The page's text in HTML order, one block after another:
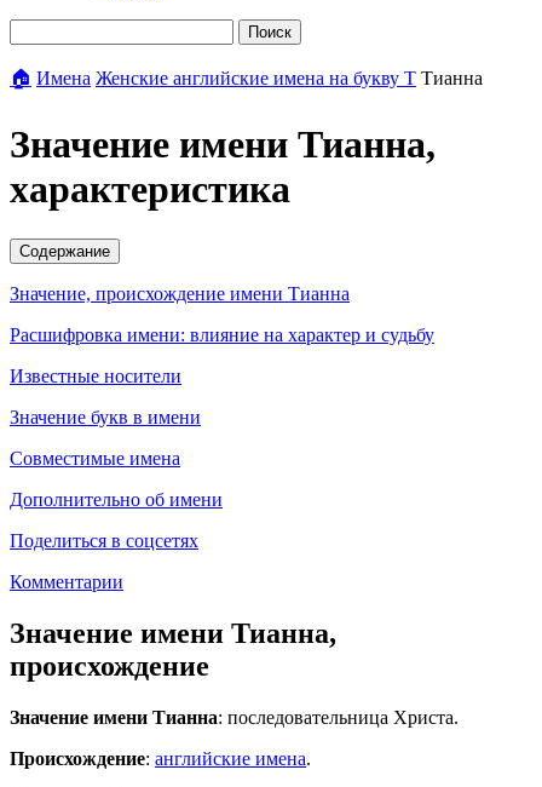
Поиск
🏠 Имена Женские английские имена на букву Т Тианна
Значение имени Тианна,
характеристика
Содержание
Значение, происхождение имени Тианна
Расшифровка имени: влияние на характер и судьбу
Известные носители
Значение букв в имени
Совместимые имена
Дополнительно об имени
Поделиться в соцсетях
Комментарии
Значение имени Тианна,
происхождение
Значение имени Тианна: последовательница Христа.
Происхождение: английские имена.